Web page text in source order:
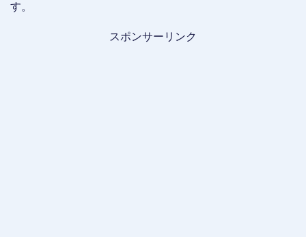
す。
スポンサーリンク